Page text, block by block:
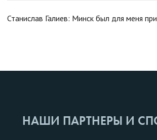
Станислав Галиев: Минск был для меня
НАШИ ПАРТНЕРЫ И